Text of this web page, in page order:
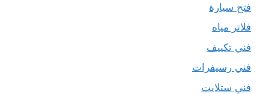
فتح سيارة
فلاتر مياه
فني تكييف
فني رسيفرات
فني ستلايت